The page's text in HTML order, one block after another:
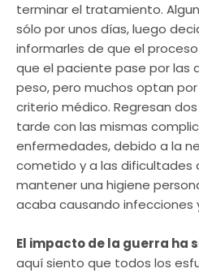
terminar el tratamiento.
sólo por unos días, luego
informarles de que el
que el paciente pase por las
peso, pero muchos optan
criterio médico. Regresan
tarde con las mismas
enfermedades, debido a la
cometido y a las dificultades
mantener una higiene
acaba causando infecciones
El impacto de la guerra ha
aquí siento que todos los